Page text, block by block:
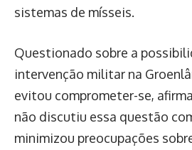
sistemas de mísseis.
Questionado sobre a
intervenção militar na
evitou comprometer-se,
não discutiu essa questão
minimizou preocupações